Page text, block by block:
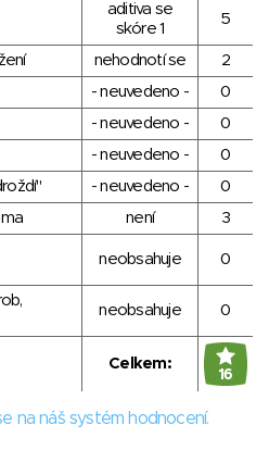
aditiva se
skóre 1
5
nehodnotí se
2
- neuvedeno -
0
- neuvedeno -
0
- neuvedeno -
0
- neuvedeno -
0
není
3
neobsahuje 0
neobsahuje 0
Celkem:
16
na náš systém hodnocení.